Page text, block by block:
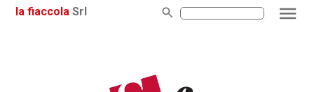
la fiaccola Srl